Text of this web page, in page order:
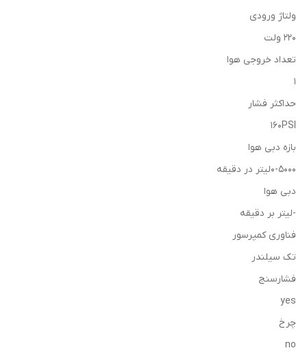
ولتاژ ورودی
220 ولت
تعداد خروجی هوا
1
حداکثر فشار
160PSI
بازه دبی هوا
0-5000لیتر در دقیقه
دبی هوا
-لیتر بر دقیقه
فناوری کمپرسور
تک سیلندر
فشارسنج
yes
چرخ
no